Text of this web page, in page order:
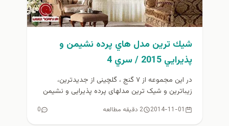
شيك ترين مدل هاي پرده نشيمن و
پذيرايي 2015 / سري 4
در این مجموعه از ۷ گنج ، گلچینی از جدیدترین،
زیباترین و شیک ترین مدلهای پرده پذیرایی و نشیمن
2014-11-01 2 دقیقه مطالعه 0